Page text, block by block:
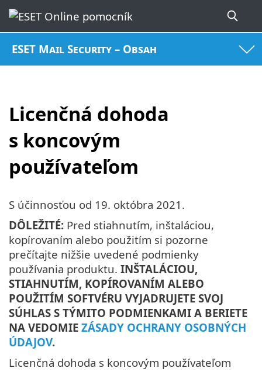
ESET Mail Security – Obsah
Licenčná dohoda
s koncovým
používateľom
S účinnosťou od 19. októbra 2021 .
DÔLEŽITÉ: Pred stiahnutím, inštaláciou,
kopírovaním alebo použitím si pozorne
prečítajte nižšie uvedené podmienky
používania produktu. INŠTALÁCIOU,
STIAHNUTÍM, KOPÍROVANÍM ALEBO
POUŽITÍM SOFTVÉRU VYJADRUJETE SVOJ
SÚHLAS S TÝMITO PODMIENKAMI A BERIETE
NA VEDOMIE ZÁSADY OCHRANY OSOBNÝCH
ÚDAJOV.
Licenčná dohoda s koncovým používateľom